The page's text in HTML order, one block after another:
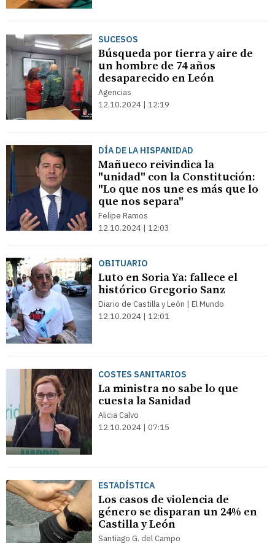
SUCESOS
Búsqueda por tierra y aire de
un hombre de 74 años
desaparecido en León
Agencias
12.10.2024 | 12:19
DÍA DE LA HISPANIDAD
Mañueco reivindica la
"unidad" con la Constitución:
"Lo que nos une es más que lo
que nos separa"
Felipe Ramos
12.10.2024 | 12:03
OBITUARIO
Luto en Soria Ya: fallece el
histórico Gregorio Sanz
Diario de Castilla y León | El Mundo
12.10.2024 | 12:01
COSTES SANITARIOS
La ministra no sabe lo que
cuesta la Sanidad
Alicia Calvo
12.10.2024 | 07:15
ESTADÍSTICA
Los casos de violencia de
género se disparan un 24% en
Castilla y León
Santiago G. del Campo